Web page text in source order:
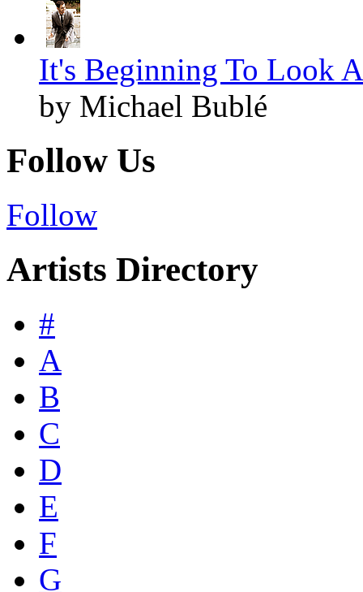
It's Beginning To Look
by Michael Bublé
Follow Us
Follow
Artists Directory
#
A
B
C
D
E
F
G